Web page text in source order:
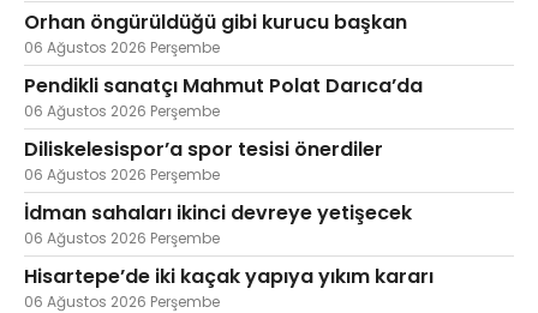
Orhan öngürüldüğü gibi kurucu başkan
06 Ağustos 2026 Perşembe
Pendikli sanatçı Mahmut Polat Darıca’da
06 Ağustos 2026 Perşembe
Diliskelesispor’a spor tesisi önerdiler
06 Ağustos 2026 Perşembe
İdman sahaları ikinci devreye yetişecek
06 Ağustos 2026 Perşembe
Hisartepe’de iki kaçak yapıya yıkım kararı
06 Ağustos 2026 Perşembe